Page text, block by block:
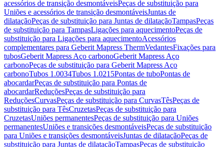
acessórios de transição desmontáveisPeças de substituição para
Uniões e acessórios de transição desmontáveisJuntas de
dilataçãoPeças de substituição para Juntas de dilataçãoTampasPeças
de substituição para TampasLigações para aquecimentoPeças de
substituição para Ligações para aquecimentoAcessórios
complementares para Geberit Mapress ThermVedantesFixações para
tubosGeberit Mapress Aço carbonoGeberit Mapress Aço
carbonoPeças de substituição para Geberit Mapress Aço
carbonoTubos 1.0034Tubos 1.0215Pontas de tuboPontas de
abocardarPeças de substituição para Pontas de
abocardarReduçõesPeças de substituição para
ReduçõesCurvasPeças de substituição para CurvasTêsPeças de
substituição para TêsCruzetasPeças de substituição para
CruzetasUniões permanentesPeças de substituição para Uniões
permanentesUniões e transições desmontáveisPeças de substituição
para Uniões e transições desmontáveisJuntas de dilataçãoPeças de
substituição para Juntas de dilataçãoTampasPeças de substituição